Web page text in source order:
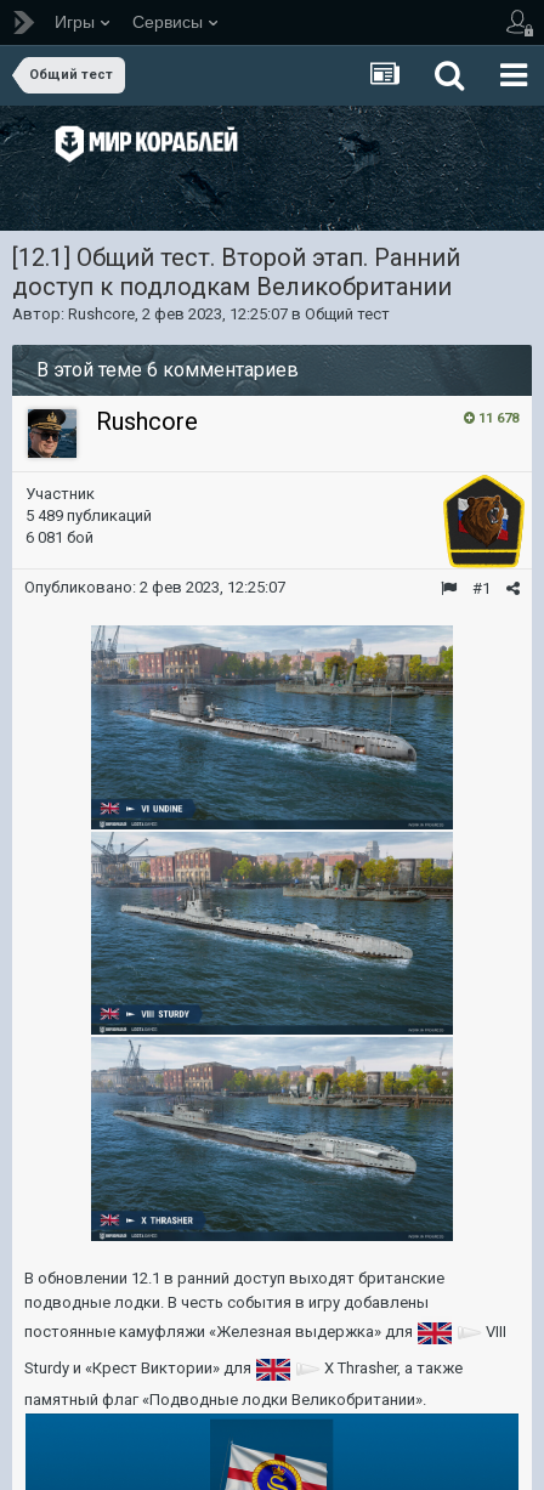
Игры Сервисы
Общий тест
[12.1] Общий тест. Второй этап. Ранний
доступ к подлодкам Великобритании
Автор: Rushcore, 2 фев 2023, 12:25:07 в Общий тест
В этой теме 6 комментариев
11 678
Rushcore
Участник
5 489 публикаций
6 081 бой
#1
Опубликовано: 2 фев 2023, 12:25:07
В обновлении 12.1 в ранний доступ выходят британские
подводные лодки. В честь события в игру добавлены
постоянные камуфляжи «Железная выдержка» для
VIII
Sturdy и «Крест Виктории» для XThrasher, а также
памятный флаг «Подводные лодки Великобритании».